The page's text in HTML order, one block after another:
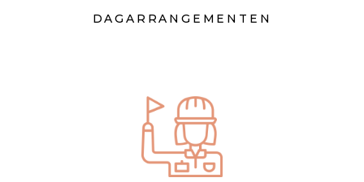
DAGARRANGEMENTEN